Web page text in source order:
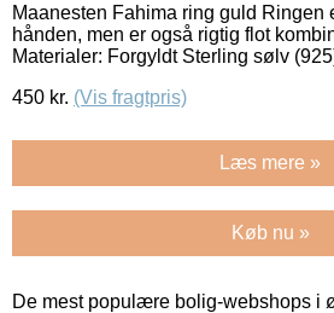
Maanesten Fahima ring guld Ringen
hånden, men er også rigtig flot
Materialer: Forgyldt Sterling sølv
450 kr. (Vis fragtpris)
Læs mere »
Køb nu »
De mest populære bolig-webshops i